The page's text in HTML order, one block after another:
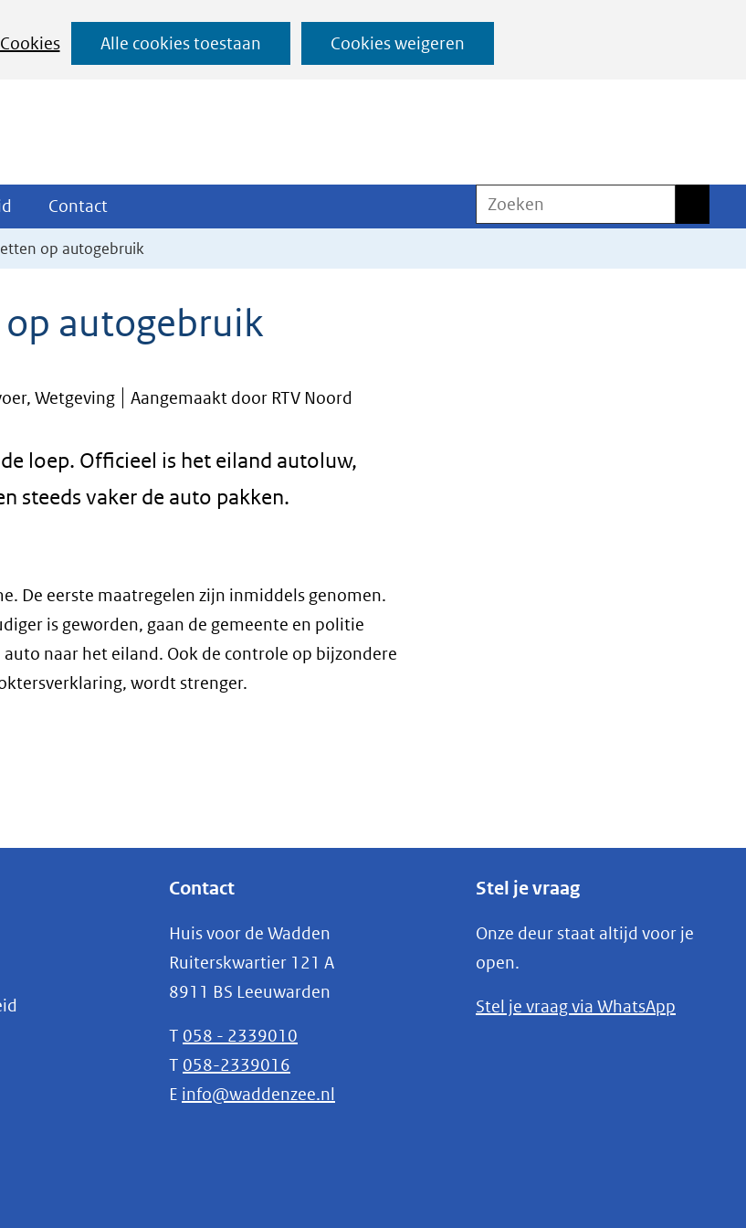
Cookies
Alle cookies toestaan Cookies weigeren
Ga
naar
Overheid
Uitklappen
Contact
Uitklappen
Zoeken
op autogebruik
autogebruik
Wetgeving Aangemaakt door RTV Noord
loep. Officieel is het eiland autoluw,
steeds vaker de auto pakken.
De eerste maatregelen zijn inmiddels genomen.
is geworden, gaan de gemeente en politie
naar het eiland. Ook de controle op bijzondere
wordt strenger.
Contact
Huis voor de Wadden
Ruiterskwartier 121 A
8911 BS Leeuwarden
T 058 - 2339010
T 058-2339016
E info@waddenzee.nl
Stel je vraag
Onze deur staat altijd voor je
open.
Stel je vraag via WhatsApp